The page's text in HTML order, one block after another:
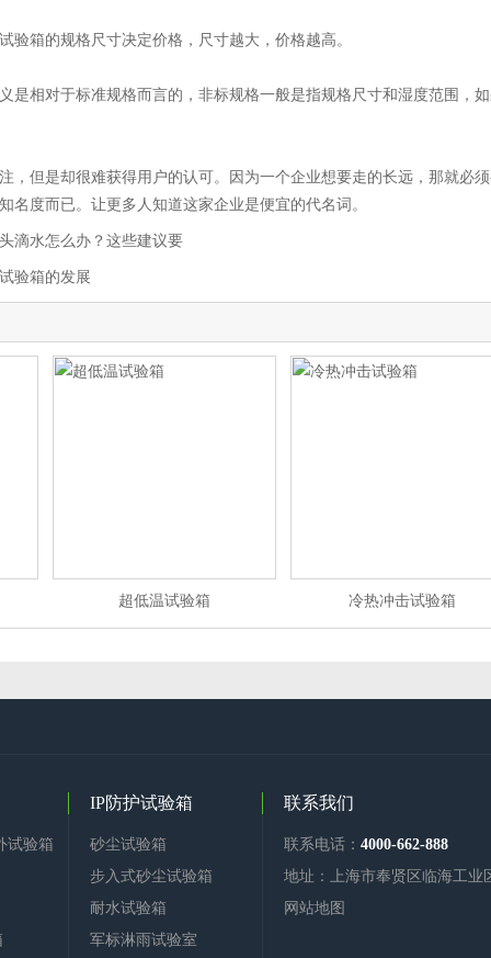
箱的规格尺寸决定价格，尺寸越大，价格越高。
相对于标准规格而言的，非标规格一般是指规格尺寸和湿度范围，
但是却很难获得用户的认可。因为一个企业想要走的长远，那就必
名度而已。让更多人知道这家企业是便宜的代名词。
滴水怎么办？这些建议要
验箱的发展
超低温试验箱 冷热冲击试验箱
试验箱
IP防护试验箱
砂尘试验箱
步入式砂尘试验箱
耐水试验箱
军标淋雨试验室
联系我们
联系电话： 4000-662-888
地址：上海市奉贤区临海工业
网站地图